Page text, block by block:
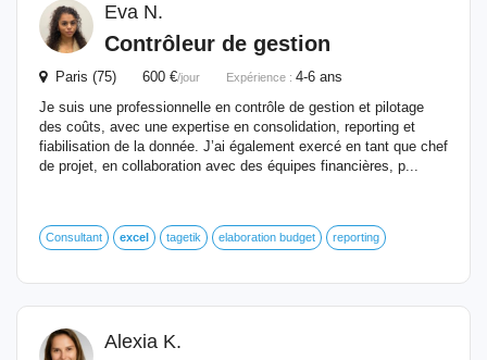
Eva N.
Contrôleur de gestion
Paris (75) 600 €/jour Expérience : 4-6 ans
Je suis une professionnelle en contrôle de gestion et pilotage
des coûts, avec une expertise en consolidation, reporting et
fiabilisation de la donnée. J’ai également exercé en tant que chef
de projet, en collaboration avec des équipes financières, p...
Consultant excel tagetik elaboration budget reporting
Alexia K.